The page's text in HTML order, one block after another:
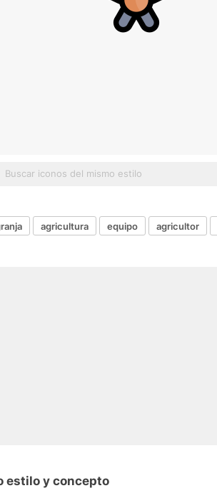
agricultura equipo agricultor
estilo y concepto